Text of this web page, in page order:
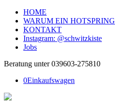
HOME
WARUM EIN HOTSPRING
KONTAKT
Instagram: @schwitzkiste
Jobs
Beratung unter 039603-275810
0Einkaufswagen